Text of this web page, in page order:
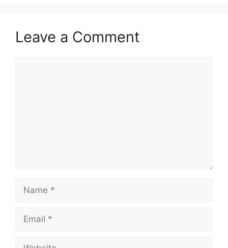
Leave a Comment
Name
Email
Website